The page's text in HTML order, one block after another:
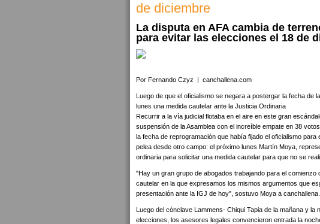
de diciembre
La disputa en AFA cambia de
para evitar las elecciones el 18 de
Por Fernando Czyz | canchallena.com
Luego de que el oficialismo se negara a postergar la fecha de
lunes una medida cautelar ante la Justicia Ordinaria
Recurrir a la vía judicial flotaba en el aire en este gran
suspensión de la Asamblea con el increíble empate en 38
la fecha de reprogramación que había fijado el oficialismo
pelea desde otro campo: el próximo lunes Martín Moya,
ordinaria para solicitar una medida cautelar para que no se
"Hay un gran grupo de abogados trabajando para el
cautelar en la que expresamos los mismos argumentos que
presentación ante la IGJ de hoy", sostuvo Moya a
Luego del cónclave Lammens- Chiqui Tapia de la mañana y
elecciones, los asesores legales convencieron entrada la